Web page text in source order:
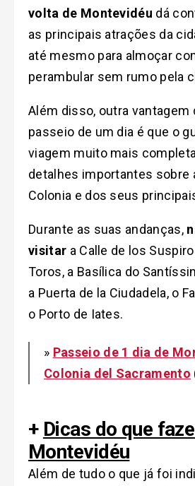
volta de Montevidéu dá
as principais atrações da
até mesmo para almoçar
perambular sem rumo pela
Além disso, outra vantagem
passeio de um dia é que o
viagem muito mais
detalhes importantes sobre
Colonia e dos seus
Durante as suas andanças,
visitar a Calle de los
Toros, a Basílica do
a Puerta de la Ciudadela, o
o Porto de Iates.
» Passeio de 1 dia de
Colonia del Sacramento
+ Dicas do que
Montevidéu
Além de tudo o que já foi